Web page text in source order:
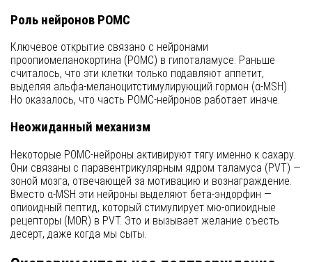
Роль нейронов POMC
Ключевое открытие связано с нейронами
проопиомеланокортина (POMC) в гипоталамусе. Раньше
считалось, что эти клетки только подавляют аппетит,
выделяя альфа-меланоцитстимулирующий гормон (α-MSH).
Но оказалось, что часть POMC-нейронов работает иначе.
Неожиданный механизм
Некоторые POMC-нейроны активируют тягу именно к сахару.
Они связаны с паравентрикулярным ядром таламуса (PVT) —
зоной мозга, отвечающей за мотивацию и вознаграждение.
Вместо α-MSH эти нейроны выделяют бета-эндорфин —
опиоидный пептид, который стимулирует мю-опиоидные
рецепторы (MOR) в PVT. Это и вызывает желание съесть
десерт, даже когда мы сыты.